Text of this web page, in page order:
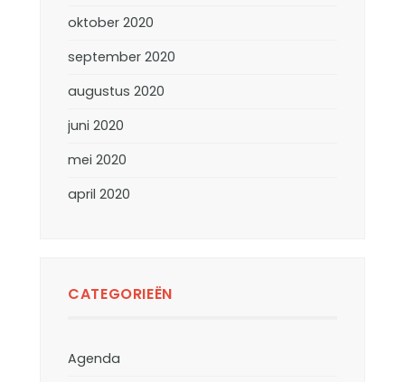
oktober 2020
september 2020
augustus 2020
juni 2020
mei 2020
april 2020
CATEGORIEËN
Agenda